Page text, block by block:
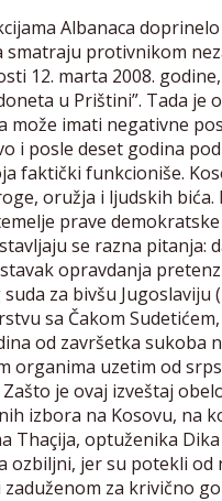
Albanaca
protivnikom
12. marta 2008.
u Prištini”. Tada je
imati negativne
i posle deset godina
faktički funkcioniše.
oružja i ljudskih bića.
prave demokratske
se razna pitanja:
opravdanja
za bivšu Jugoslaviju
sa Čakom
od završetka sukoba
organima uzetim od
je ovaj izveštaj
izbora na Kosovu, na
Thaçija, optuženika
ozbiljni, jer su potekli od
za krivično